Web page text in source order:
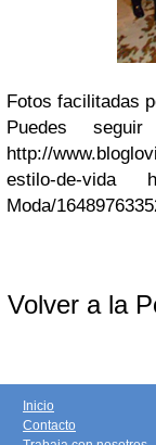
Fotos facilitadas
Puedes
http://
estilo-de-vida
Moda/
Volver a la
Inicio
Contacto